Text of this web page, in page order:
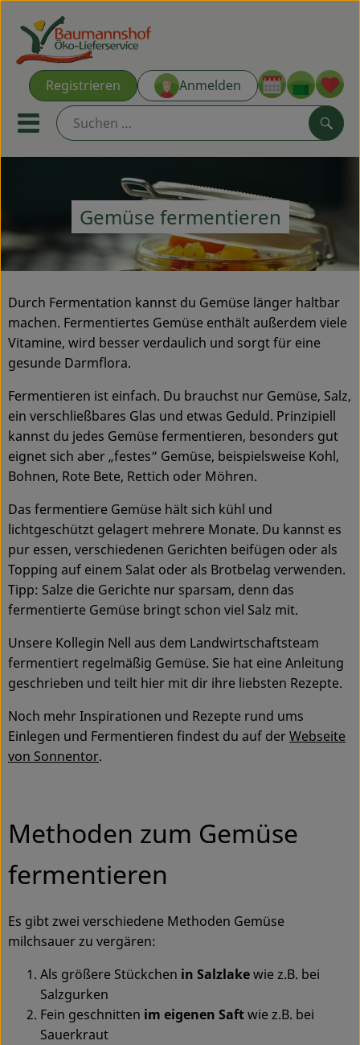
Registrieren Anmelden
Mobiles Menu öffnen oder
Kochkisten
NEU & ANGEBOT
THEMENWELTEN
AUS DER REGION
Obst & Gemüse
Kühltheke
Backwaren
Haltbares
Getränke
Drogerie
So geht's
Über uns
Blog & Aktuelles
Service
Gemüse fermentieren
Durch Fermentation kannst du Gemüse länger haltbar
machen. Fermentiertes Gemüse enthält außerdem viele
Vitamine, wird besser verdaulich und sorgt für eine
gesunde Darmflora.
Fermentieren ist einfach. Du brauchst nur Gemüse, Salz,
ein verschließbares Glas und etwas Geduld. Prinzipiell
kannst du jedes Gemüse fermentieren, besonders gut
eignet sich aber „festes“ Gemüse, beispielsweise Kohl,
Bohnen, Rote Bete, Rettich oder Möhren.
Das fermentiere Gemüse hält sich kühl und
lichtgeschützt gelagert mehrere Monate. Du kannst es
pur essen, verschiedenen Gerichten beifügen oder als
Topping auf einem Salat oder als Brotbelag verwenden.
Tipp: Salze die Gerichte nur sparsam, denn das
fermentierte Gemüse bringt schon viel Salz mit.
Unsere Kollegin Nell aus dem Landwirtschaftsteam
fermentiert regelmäßig Gemüse. Sie hat eine Anleitung
geschrieben und teilt hier mit dir ihre liebsten Rezepte.
Noch mehr Inspirationen und Rezepte rund ums
Einlegen und Fermentieren findest du auf derWebseite
von Sonnentor.
Methoden zum Gemüse
fermentieren
Es gibt zwei verschiedene Methoden Gemüse
milchsauer zu vergären:
Als größere Stückchen in Salzlakewie z.B. bei
Salzgurken
Fein geschnitten im eigenen Saftwie z.B. bei
Sauerkraut